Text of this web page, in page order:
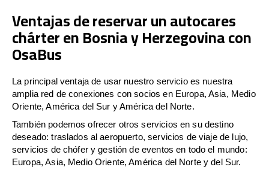
Ventajas de reservar un autocares
chárter en Bosnia y Herzegovina con
OsaBus
La principal ventaja de usar nuestro servicio es nuestra
amplia red de conexiones con socios en Europa, Asia, Medio
Oriente, América del Sur y América del Norte.
También podemos ofrecer otros servicios en su destino
deseado: traslados al aeropuerto, servicios de viaje de lujo,
servicios de chófer y gestión de eventos en todo el mundo:
Europa, Asia, Medio Oriente, América del Norte y del Sur.